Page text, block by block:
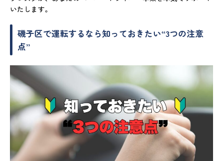
いたします。
磯子区で運転するなら知っておきたい“3つの注意
点”